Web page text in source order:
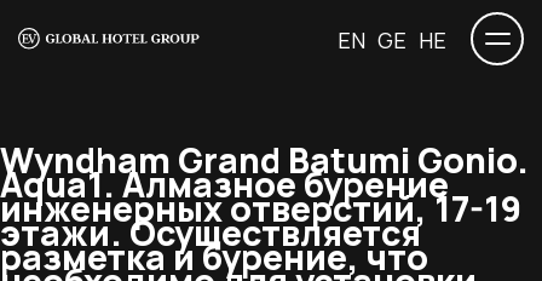
EN GE HE
Wyndham Grand Batumi Gonio.
Aqua1. Алмазное бурение
инженерных отверстий, 17-19
этажи. Осуществляется
разметка и бурение, что